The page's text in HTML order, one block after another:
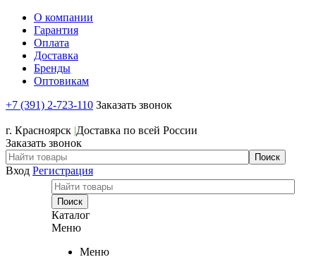
О компании
Гарантия
Оплата
Доставка
Бренды
Оптовикам
+7 (391) 2-723-110 Заказать звонок
г. Красноярск |Доставка по всей России
Заказать звонок
Вход Регистрация
Каталог
Меню
Меню